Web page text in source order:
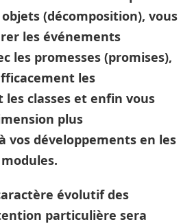
(décomposition), vous
les événements
les promesses (promises),
les
classes et enfin vous
plus
vos développements en les
évolutif des
particulière sera